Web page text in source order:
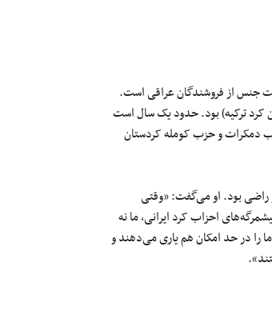
جنس از فروشندگان عراقی است.
ترکیه) بود. حدود یک سال است
دمکرات و حزب کومله کردستان
راضی بود. او می‌گفت: «وقتی
احزاب کرد ایرانی، ما نه
را در حد امکان هم یاری می‌دهند و